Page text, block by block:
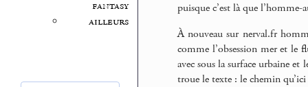
fantasy
ailleurs
puisque c’est là que
À nouveau sur nerval.fr
comme l’obsession mer et le
avec sous la surface urbaine
troue le texte : le chemin